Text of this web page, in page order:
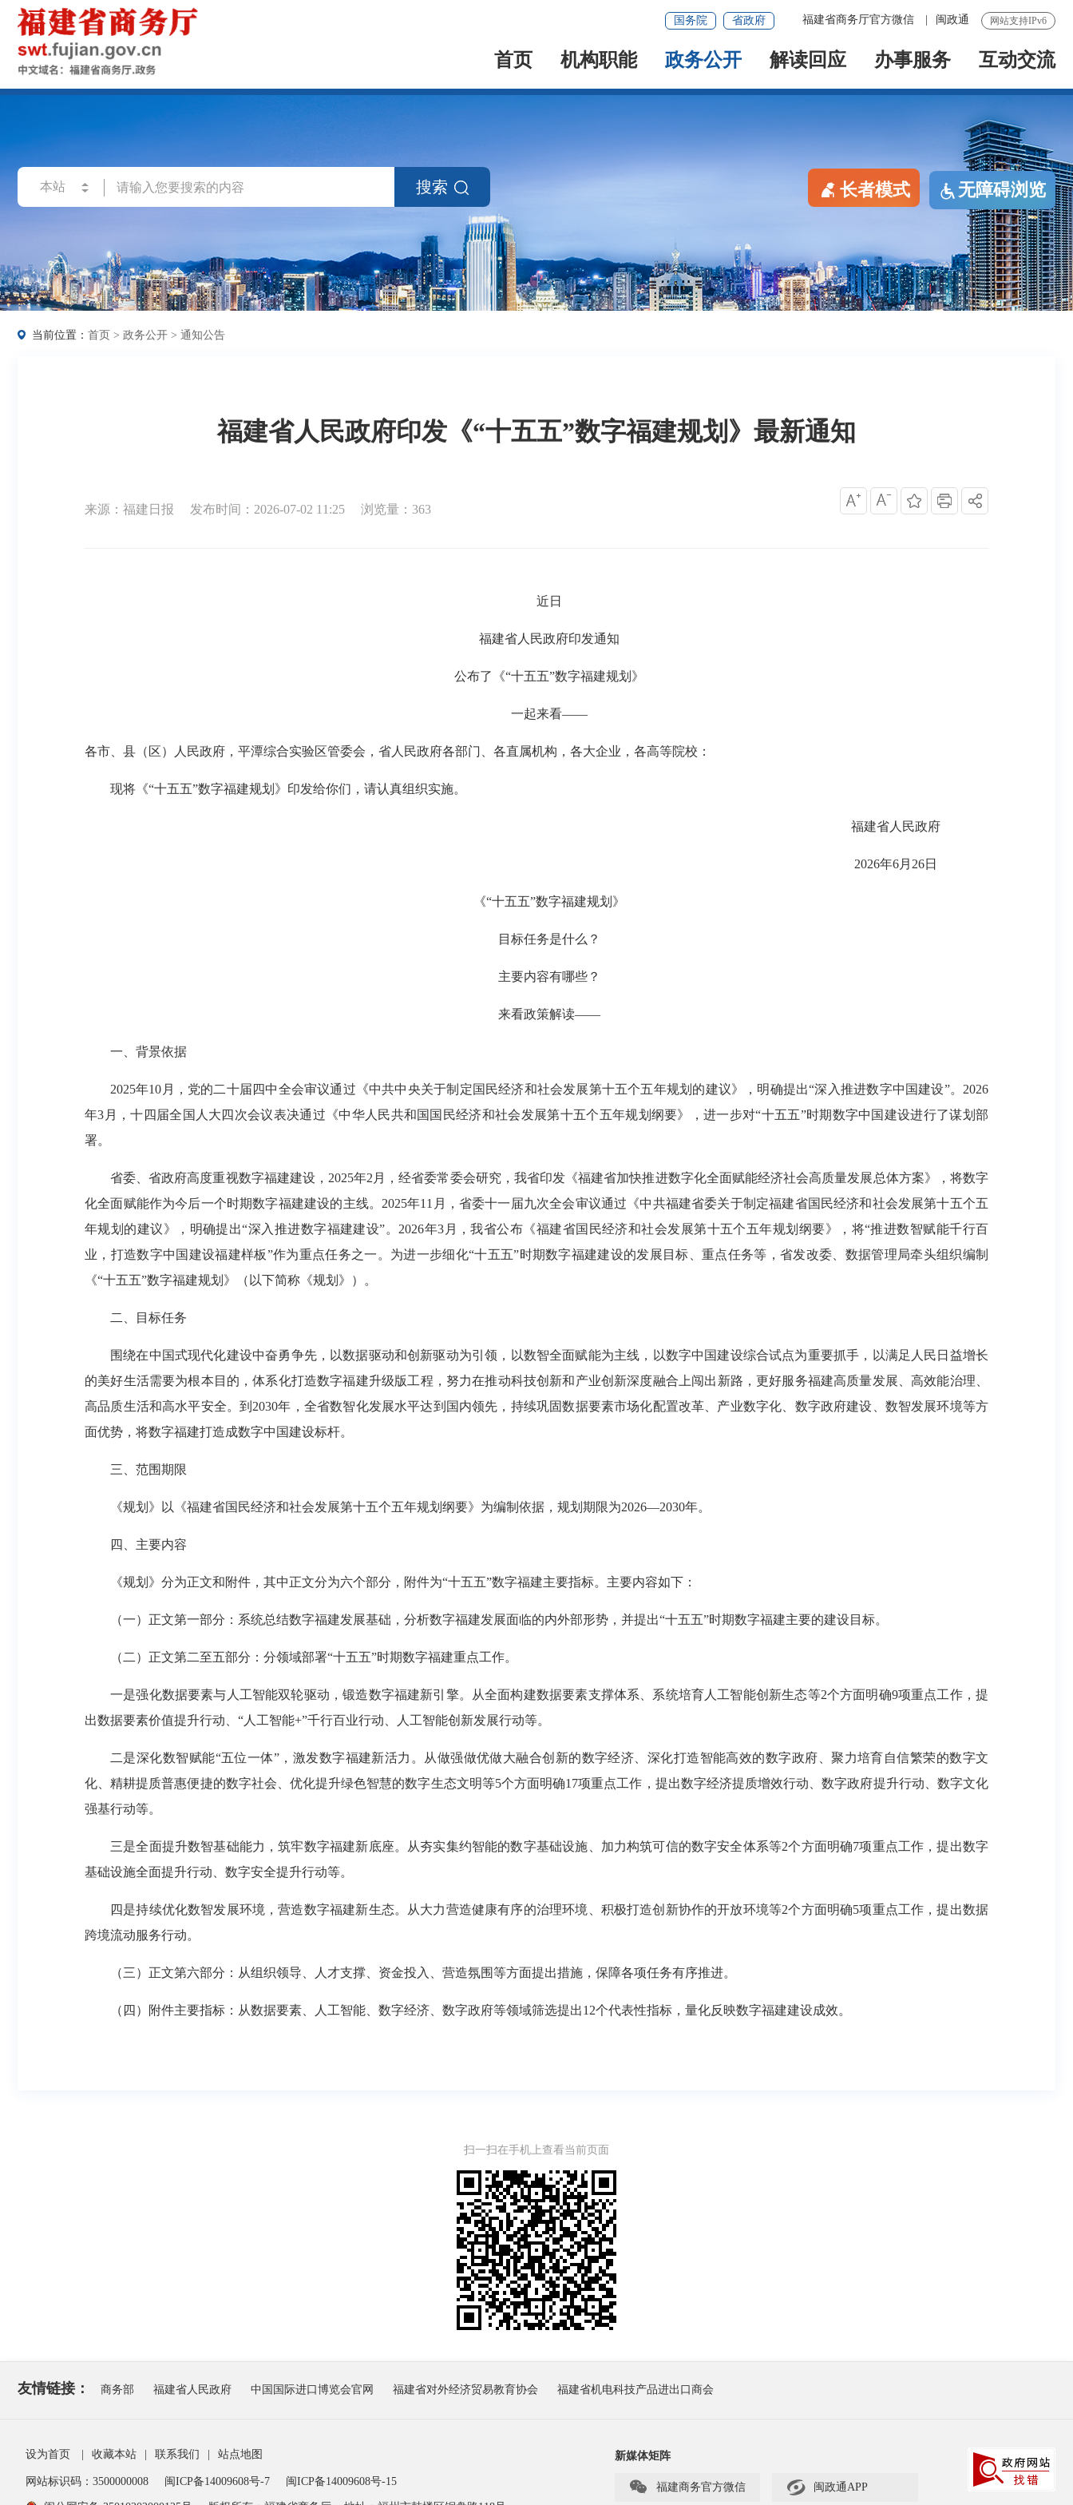
网站支持IPv6
福建省商务厅官方微信 闽政通
国务院 省政府
首页 机构职能 政务公开 解读回应 办事服务 互动交流
搜索 长者模式 无障碍浏览
当前位置： 首页 > 政务公开 > 通知公告
福建省人民政府印发《“十五五”数字福建规划》最新通知
来源：福建日报 发布时间：2026-07-02 11:25 浏览量：363
近日
福建省人民政府印发通知
公布了《“十五五”数字福建规划》
一起来看——
各市、县（区）人民政府，平潭综合实验区管委会，省人民政府各部门、各直属机构，各大企业，各高等院校：
现将《“十五五”数字福建规划》印发给你们，请认真组织实施。
福建省人民政府
2026年6月26日
《“十五五”数字福建规划》
目标任务是什么？
主要内容有哪些？
来看政策解读——
一、背景依据
2025年10月，党的二十届四中全会审议通过《中共中央关于制定国民经济和社会发展第十五个五年规划的建议》，明确提出“深入推进数字中国建设”。2026
年3月，十四届全国人大四次会议表决通过《中华人民共和国国民经济和社会发展第十五个五年规划纲要》，进一步对“十五五”时期数字中国建设进行了谋划部
署。
省委、省政府高度重视数字福建建设，2025年2月，经省委常委会研究，我省印发《福建省加快推进数字化全面赋能经济社会高质量发展总体方案》，将数字
化全面赋能作为今后一个时期数字福建建设的主线。2025年11月，省委十一届九次全会审议通过《中共福建省委关于制定福建省国民经济和社会发展第十五个五
年规划的建议》，明确提出“深入推进数字福建建设”。2026年3月，我省公布《福建省国民经济和社会发展第十五个五年规划纲要》，将“推进数智赋能千行百
业，打造数字中国建设福建样板”作为重点任务之一。为进一步细化“十五五”时期数字福建建设的发展目标、重点任务等，省发改委、数据管理局牵头组织编制
《“十五五”数字福建规划》（以下简称《规划》）。
二、目标任务
围绕在中国式现代化建设中奋勇争先，以数据驱动和创新驱动为引领，以数智全面赋能为主线，以数字中国建设综合试点为重要抓手，以满足人民日益增长
的美好生活需要为根本目的，体系化打造数字福建升级版工程，努力在推动科技创新和产业创新深度融合上闯出新路，更好服务福建高质量发展、高效能治理、
高品质生活和高水平安全。到2030年，全省数智化发展水平达到国内领先，持续巩固数据要素市场化配置改革、产业数字化、数字政府建设、数智发展环境等方
面优势，将数字福建打造成数字中国建设标杆。
三、范围期限
《规划》以《福建省国民经济和社会发展第十五个五年规划纲要》为编制依据，规划期限为2026—2030年。
四、主要内容
《规划》分为正文和附件，其中正文分为六个部分，附件为“十五五”数字福建主要指标。主要内容如下：
（一）正文第一部分：系统总结数字福建发展基础，分析数字福建发展面临的内外部形势，并提出“十五五”时期数字福建主要的建设目标。
（二）正文第二至五部分：分领域部署“十五五”时期数字福建重点工作。
一是强化数据要素与人工智能双轮驱动，锻造数字福建新引擎。从全面构建数据要素支撑体系、系统培育人工智能创新生态等2个方面明确9项重点工作，提
出数据要素价值提升行动、“人工智能+”千行百业行动、人工智能创新发展行动等。
二是深化数智赋能“五位一体”，激发数字福建新活力。从做强做优做大融合创新的数字经济、深化打造智能高效的数字政府、聚力培育自信繁荣的数字文
化、精耕提质普惠便捷的数字社会、优化提升绿色智慧的数字生态文明等5个方面明确17项重点工作，提出数字经济提质增效行动、数字政府提升行动、数字文化
强基行动等。
三是全面提升数智基础能力，筑牢数字福建新底座。从夯实集约智能的数字基础设施、加力构筑可信的数字安全体系等2个方面明确7项重点工作，提出数字
基础设施全面提升行动、数字安全提升行动等。
四是持续优化数智发展环境，营造数字福建新生态。从大力营造健康有序的治理环境、积极打造创新协作的开放环境等2个方面明确5项重点工作，提出数据
跨境流动服务行动。
（三）正文第六部分：从组织领导、人才支撑、资金投入、营造氛围等方面提出措施，保障各项任务有序推进。
（四）附件主要指标：从数据要素、人工智能、数字经济、数字政府等领域筛选提出12个代表性指标，量化反映数字福建建设成效。
扫一扫在手机上查看当前页面
友情链接： 商务部 福建省人民政府 中国国际进口博览会官网 福建省对外经济贸易教育协会 福建省机电科技产品进出口商会
设为首页 收藏本站 联系我们 站点地图
网站标识码：3500000008 闽ICP备14009608号-7 闽ICP备14009608号-15
新媒体矩阵
 福建商务官方微信  闽政通APP